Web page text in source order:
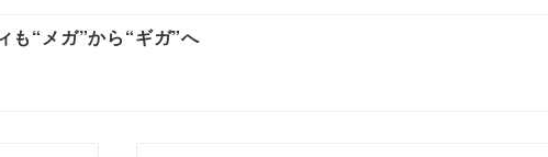
も“メガ”から“ギガ”へ